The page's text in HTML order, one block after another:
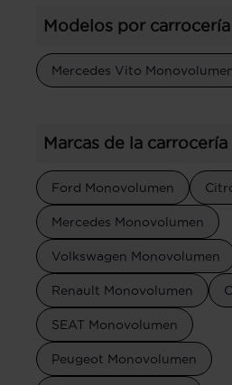
Modelos por carrocería
Mercedes Vito
Marcas de la carrocería
Ford Monovolumen
Mercedes Monovolumen
Volkswagen Monovolumen
Renault Monovolumen
SEAT Monovolumen
Peugeot Monovolumen